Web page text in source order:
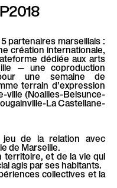
partenaires marseillais :
création internationale,
dédiée aux arts
— une coproduction
une semaine de
terrain d’expression
ville (Noailles-Belsunce-
La Castellane-
de la relation avec
de Marseille.
territoire, et de la vie qui
agis par ses habitants.
collectives et la